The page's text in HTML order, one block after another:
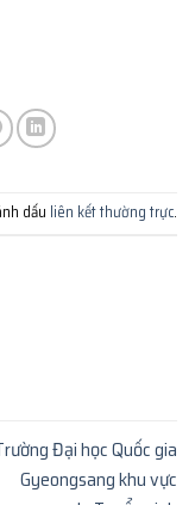
dấu liên kết thường trực.
Đại học Quốc gia
Gyeongsang khu vực